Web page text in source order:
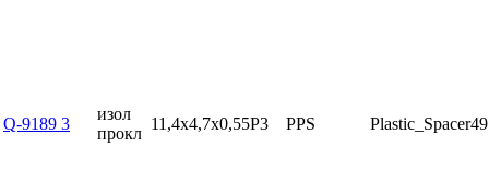
Q-9189 3
изол
прокл
11,4x4,7x0,55P3 PPS